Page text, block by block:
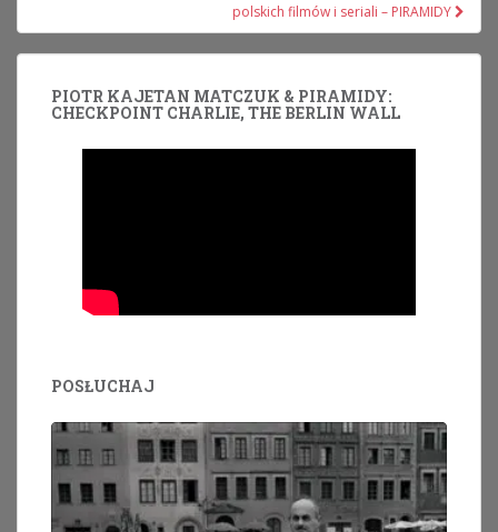
polskich filmów i seriali – PIRAMIDY
PIOTR KAJETAN MATCZUK & PIRAMIDY:
CHECKPOINT CHARLIE, THE BERLIN WALL
POSŁUCHAJ
Odtwarzacz
dźwiękowych